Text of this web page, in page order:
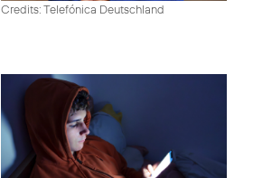
Credits: Telefónica Deutschland